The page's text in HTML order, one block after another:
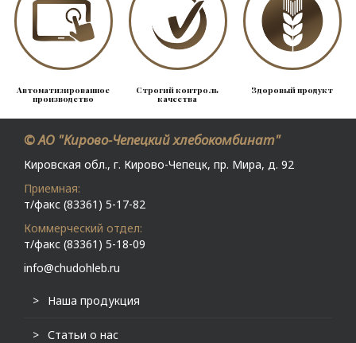
Автоматизированное
производство
Строгий контроль
качества
Здоровый продукт
© АО "Кирово-Чепецкий хлебокомбинат"
Кировская обл., г. Кирово-Чепецк, пр. Мира, д. 92
Приемная:
т/факс (83361) 5-17-82
Коммерческий отдел:
т/факс (83361) 5-18-09
info@chudohleb.ru
Наша продукция
Статьи о нас